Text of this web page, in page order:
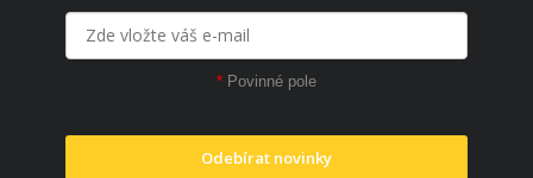
* Povinné pole
Odebírat novinky